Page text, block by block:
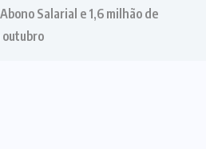
Salarial e 1,6 milhão de
outubro